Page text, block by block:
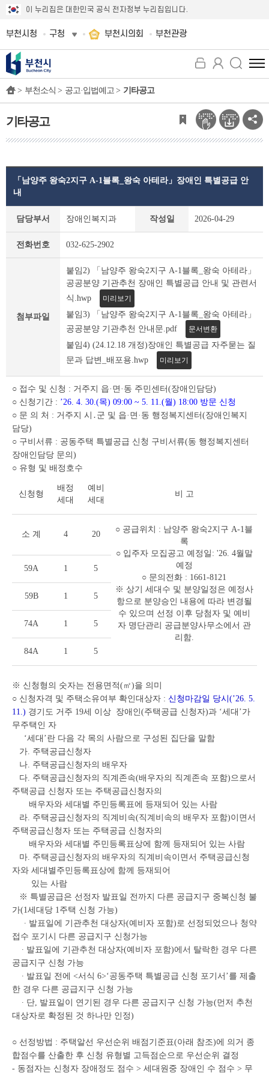
이 누리집은 대한민국 공식 전자정부 누리집입니다.
부천시청 구청 부천시의회 부천관광
전
체
뉴
보
기
> 부천소식 > 공고·입법예고 > 기타공고
기타공고
상
「남양주 왕숙2지구 A-1블록_왕숙 아테라」장애인 특별공급 안
내
담당부서 장애인복지과 작성일 2026-04-29
전화번호 032-625-2902
첨부파일
붙임2) 「남양주 왕숙2지구 A-1블록_왕숙 아테라」
공공분양 기관추천 장애인 특별공급 안내 및 관련서
식.hwp
미리보기
붙임3) 「남양주 왕숙2지구 A-1블록_왕숙 아테라」
공공분양 기관추천 안내문.pdf
문서변환
붙임4) (24.12.18 개정)장애인 특별공급 자주묻는 질
문과 답변_배포용.hwp
미리보기
○ 접수 및 신청 : 거주지 읍·면·동 주민센터(장애인담당)
○ 신청기간 : ’26. 4. 30.(목) 09:00 ~ 5. 11.(월) 18:00 방문 신청
○ 문 의 처 : 거주지 시․군 및 읍·면·동 행정복지센터(장애인복지
담당)
○ 구비서류 : 공동주택 특별공급 신청 구비서류(동 행정복지센터
장애인담당 문의)
○ 유형 및 배정호수
신청형
배정
세대
예비
세대
비 고
소 계 4 20
○ 공급위치 : 남양주 왕숙2지구 A-1블
록
○ 입주자 모집공고 예정일: '26. 4월말
예정
○ 문의전화 : 1661-8121
※ 상기 세대수 및 분양일정은 예정사
항으로 분양승인 내용에 따라 변경될
수 있으며 선정 이후 당첨자 및 예비
자 명단관리 공급분양사무소에서 관
리함.
59A 1 5
59B 1 5
74A 1 5
84A 1 5
※ 신청형의 숫자는 전용면적(㎡)을 의미
○ 신청자격 및 주택소유여부 확인대상자 : 신청마감일 당시(’26. 5.
11.) 경기도 거주 19세 이상 장애인(주택공급 신청자)과 ‘세대’가
무주택인 자
‘세대’란 다음 각 목의 사람으로 구성된 집단을 말함
가. 주택공급신청자
나. 주택공급신청자의 배우자
다. 주택공급신청자의 직계존속(배우자의 직계존속 포함)으로서
주택공급 신청자 또는 주택공급신청자의
배우자와 세대별 주민등록표에 등재되어 있는 사람
라. 주택공급신청자의 직계비속(직계비속의 배우자 포함)이면서
주택공급신청자 또는 주택공급 신청자의
배우자와 세대별 주민등록표상에 함께 등재되어 있는 사람
마. 주택공급신청자의 배우자의 직계비속이면서 주택공급신청
자와 세대별주민등록표상에 함께 등재되어
있는 사람
※ 특별공급은 선정자 발표일 전까지 다른 공급지구 중복신청 불
가(1세대당 1주택 신청 가능)
∙ 발표일에 기관추천 대상자(예비자 포함)로 선정되었으나 청약
접수 포기시 다른 공급지구 신청가능
∙ 발표일에 기관추천 대상자(예비자 포함)에서 탈락한 경우 다른
공급지구 신청 가능
∙ 발표일 전에 <서식 6>‘공동주택 특별공급 신청 포기서’를 제출
한 경우 다른 공급지구 신청 가능
∙ 단, 발표일이 연기된 경우 다른 공급지구 신청 가능(먼저 추천
대상자로 확정된 것 하나만 인정)
○ 선정방법 : 주택알선 우선순위 배점기준표(아래 참조)에 의거 종
합점수를 산출한 후 신청 유형별 고득점순으로 우선순위 결정
- 동점자는 신청자 장애정도 점수 > 세대원중 장애인 수 점수 > 무